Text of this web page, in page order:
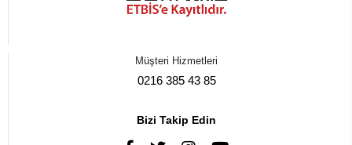
Müşteri Hizmetleri
0216 385 43 85
Bizi Takip Edin